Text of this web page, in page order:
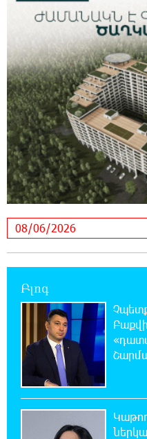
17:06:15 6-08-2026
Սամվել
հայության
Ամենայն Հայոց
դատավարությունը
17:00:30 6-08-2026
Մեր
ունենալու է
Կարապետյան
16:50:59 6-08-2026
Նարեկ Կարապետյան
16:15:33 6-08-2026
ՈւՂԻՂ.
գալիս
Moody’s-ը
հեռանկարը
Բլոգ